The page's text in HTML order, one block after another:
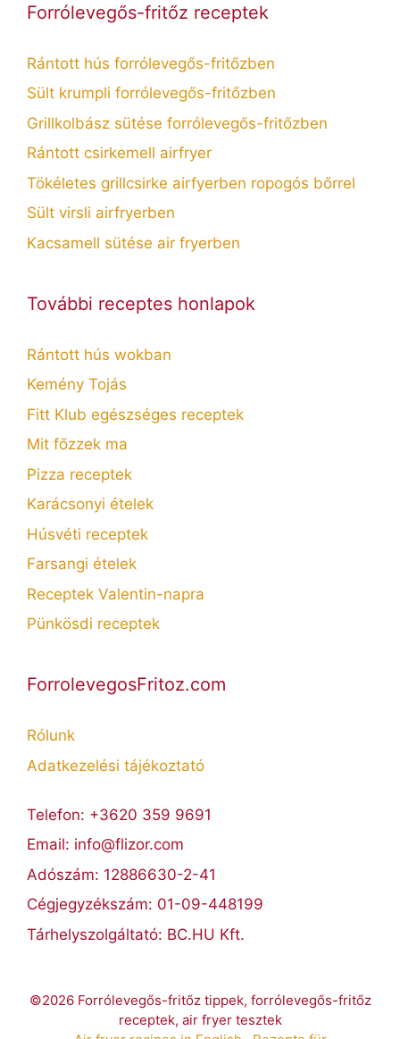
Forrólevegős-fritőz receptek
Rántott hús forrólevegős-fritőzben
Sült krumpli forrólevegős-fritőzben
Grillkolbász sütése forrólevegős-fritőzben
Rántott csirkemell airfryer
Tökéletes grillcsirke airfyerben ropogós bőrrel
Sült virsli airfryerben
Kacsamell sütése air fryerben
További receptes honlapok
Rántott hús wokban
Kemény Tojás
Fitt Klub egészséges receptek
Mit főzzek ma
Pizza receptek
Karácsonyi ételek
Húsvéti receptek
Farsangi ételek
Receptek Valentin-napra
Pünkösdi receptek
ForrolevegosFritoz.com
Rólunk
Adatkezelési tájékoztató
Telefon: +3620 359 9691
Email: info@flizor.com
Adószám: 12886630-2-41
Cégjegyzékszám: 01-09-448199
Tárhelyszolgáltató: BC.HU Kft.
©2026 Forrólevegős-fritőz tippek, forrólevegős-fritőz
receptek, air fryer tesztek